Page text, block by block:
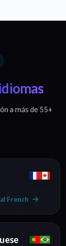
a más de 55+
French